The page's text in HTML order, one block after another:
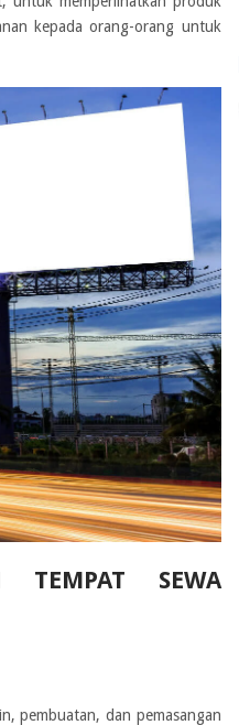
kepada orang-orang untuk
TEMPAT SEWA
pembuatan, dan pemasangan